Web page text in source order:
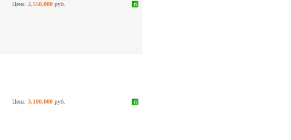
Цена: 2,550,000 руб.
Цена: 3,100,000 руб.